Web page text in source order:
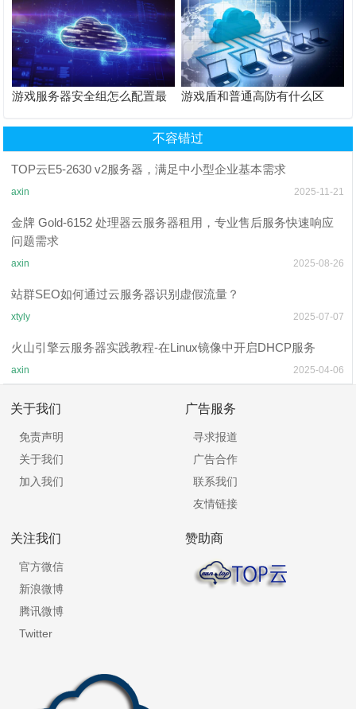
游戏服务器安全组怎么配置最
游戏盾和普通高防有什么区
不容错过
TOP云E5-2630 v2服务器，满足中小型企业基本需求
axin 2025-11-21
金牌 Gold-6152 处理器云服务器租用，专业售后服务快速响应
问题需求​
axin 2025-08-26
站群SEO如何通过云服务器识别虚假流量？
xtyly 2025-07-07
火山引擎云服务器实践教程-在Linux镜像中开启DHCP服务
axin 2025-04-06
关于我们
免责声明
关于我们
加入我们
广告服务
寻求报道
广告合作
联系我们
友情链接
关注我们
官方微信
新浪微博
腾讯微博
Twitter
赞助商